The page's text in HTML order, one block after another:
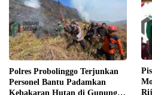
Polres Probolinggo Terjunkan
Personel Bantu Padamkan
Kebakaran Hutan di Gunung